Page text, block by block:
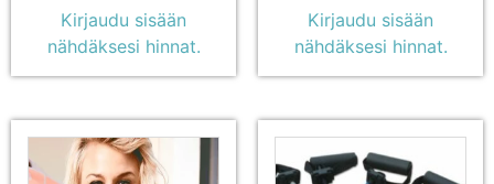
Kirjaudu sisään
nähdäksesi hinnat.
Kirjaudu sisään
nähdäksesi hinnat.